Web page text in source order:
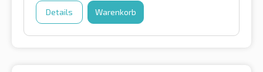
Details Warenkorb